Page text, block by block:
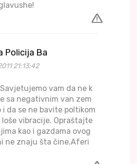
Policija Ba
21:13:42
vam da ne k
sa negativnim van zem
i da se ne bavite poltikom
loše vibracije. Opraštajte
kao i gazdama ovog
ne znaju šta čine.Aferi